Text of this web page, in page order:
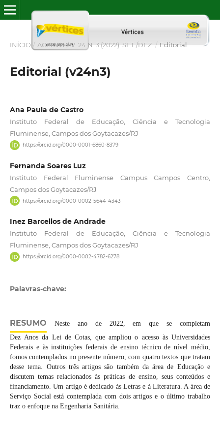
INÍCIO / ACERVO / V. 24 N. 3 (2022): SET./DEZ. / Editorial
Editorial (v24n3)
Ana Paula de Castro
Instituto Federal de Educação, Ciência e Tecnologia
Fluminense, Campos dos Goytacazes/RJ
https://orcid.org/0000-0001-6860-8379
Fernanda Soares Luz
Instituto Federal Fluminense Campus Campos Centro,
Campos dos Goytacazes/RJ
https://orcid.org/0000-0002-5644-4343
Inez Barcellos de Andrade
Instituto Federal de Educação, Ciência e Tecnologia
Fluminense, Campos dos Goytacazes/RJ
https://orcid.org/0000-0002-4782-6278
Palavras-chave:
RESUMO Neste ano de 2022, em que se completam
Dez Anos da Lei de Cotas, que ampliou o acesso às Universidades
Federais e às instituições federais de ensino técnico de nível médio,
fomos contemplados no presente número, com quatro textos que tratam
desse tema. Outros três artigos são também da área de Educação e
discutem temas relacionados às práticas de ensino, seus conteúdos e
financiamento. Um artigo é dedicado às Letras e à Literatura. A área de
Serviço Social está contemplada com dois artigos e o último trabalho
traz o enfoque na Engenharia Sanitária.